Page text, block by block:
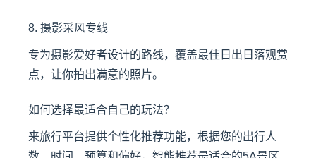
8. 摄影采风专线
专为摄影爱好者设计的路线，覆盖最佳日出日落观赏
点，让你拍出满意的照片。
如何选择最适合自己的玩法？
来旅行平台提供个性化推荐功能，根据您的出行人